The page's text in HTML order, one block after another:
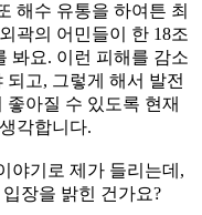
해수 유통을 하여튼 최
곽의 어민들이 한 18조
봐요. 이런 피해를 감소
고, 그렇게 해서 발전
아질 수 있도록 현재
각합니다.
야기로 제가 들리는데,
장을 밝힌 건가요?